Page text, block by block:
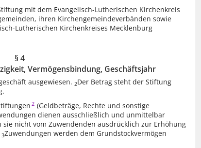
mit dem Evangelisch-Lutherischen Kirchenkreis
ihren Kirchengemeindeverbänden sowie
Lutherischen Kirchenkreises Mecklenburg
§ 4
Vermögensbindung, Geschäftsjahr
ausgewiesen. 2Der Betrag steht der Stiftung
2 (Geldbeträge, Rechte und sonstige
dienen ausschließlich und unmittelbar
sie nicht vom Zuwendenden ausdrücklich zur Erhöhung
3Zuwendungen werden dem Grundstockvermögen